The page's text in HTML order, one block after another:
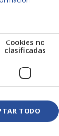
:
Cookies no
clasificadas
TODO